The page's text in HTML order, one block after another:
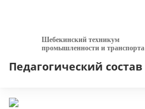
Шебекинский техникум
промышленности и транспорта
Педагогический состав